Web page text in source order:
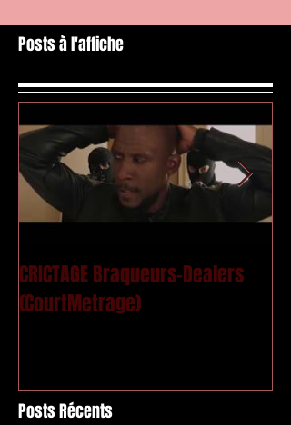
Posts à l'affiche
CRICTAGE Braqueurs-Dealers
(CourtMetrage)
Posts Récents